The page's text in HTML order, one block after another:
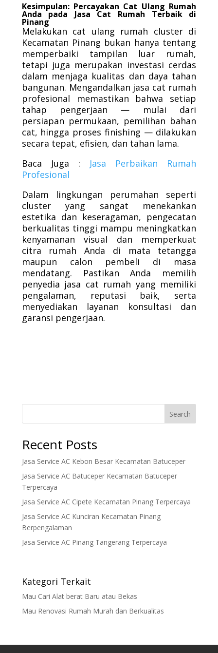
Kesimpulan: Percayakan Cat Ulang Rumah
Anda pada Jasa Cat Rumah Terbaik di
Pinang
Melakukan cat ulang rumah cluster di
Kecamatan Pinang bukan hanya tentang
memperbaiki tampilan luar rumah,
tetapi juga merupakan investasi cerdas
dalam menjaga kualitas dan daya tahan
bangunan. Mengandalkan jasa cat rumah
profesional memastikan bahwa setiap
tahap pengerjaan — mulai dari
persiapan permukaan, pemilihan bahan
cat, hingga proses finishing — dilakukan
secara tepat, efisien, dan tahan lama.
Baca Juga : Jasa Perbaikan Rumah
Profesional
Dalam lingkungan perumahan seperti
cluster yang sangat menekankan
estetika dan keseragaman, pengecatan
berkualitas tinggi mampu meningkatkan
kenyamanan visual dan memperkuat
citra rumah Anda di mata tetangga
maupun calon pembeli di masa
mendatang. Pastikan Anda memilih
penyedia jasa cat rumah yang memiliki
pengalaman, reputasi baik, serta
menyediakan layanan konsultasi dan
garansi pengerjaan.
Search
Recent Posts
Jasa Service AC Kebon Besar Kecamatan Batuceper
Jasa Service AC Batuceper Kecamatan Batuceper
Terpercaya
Jasa Service AC Cipete Kecamatan Pinang Terpercaya
Jasa Service AC Kunciran Kecamatan Pinang
Berpengalaman
Jasa Service AC Pinang Tangerang Terpercaya
Kategori Terkait
Mau Cari Alat berat Baru atau Bekas
Mau Renovasi Rumah Murah dan Berkualitas